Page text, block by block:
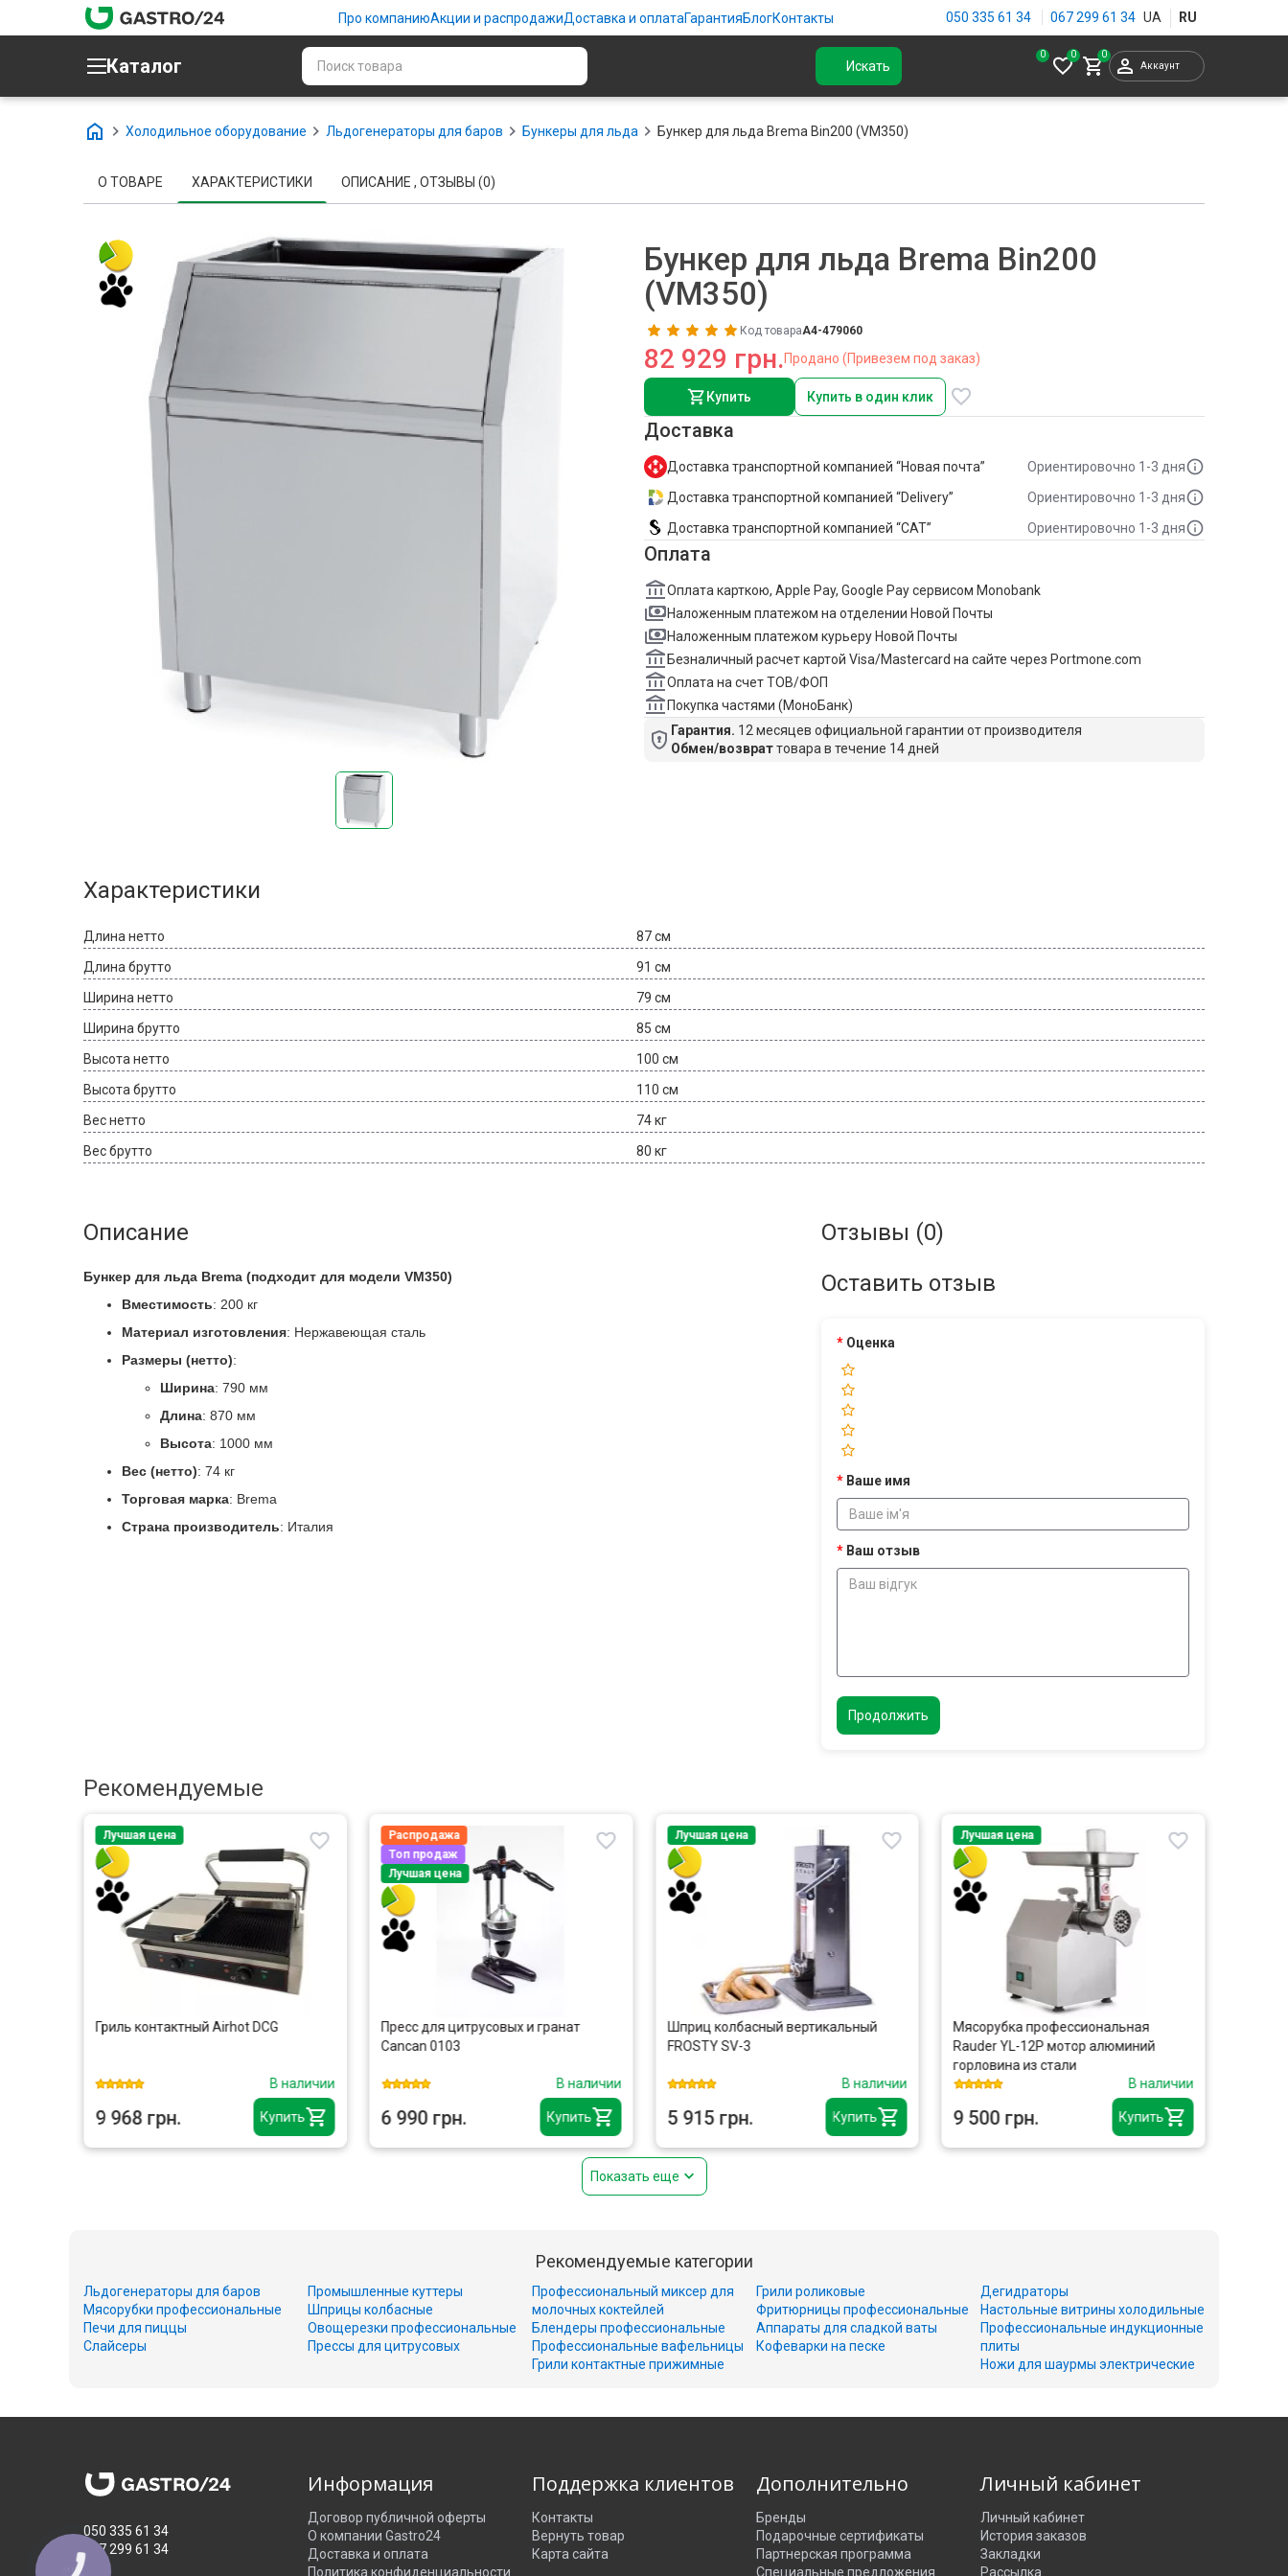
Про компаниюАкции и распродажиДоставка и оплатаГарантияБлогКонтакты 050 335 61 34 067 299 61 34
Каталог Искать
0
Аккаунт
Холодильное оборудование Льдогенераторы для баров Бункеры для льда Бункер для льда Brema Bin200 (VM350)
О ТОВАРЕ ХАРАКТЕРИСТИКИ ОПИСАНИЕ , ОТЗЫВЫ (0)
Бункер для льда Brema Bin200
(VM350)
Код товараA4-479060
82 929 грн.Продано (Привезем под заказ)
Купить Купить в один клик
Доставка
Доставка транспортной компанией “Новая почта”
Ориентировочно 1-3 дня
Доставка транспортной компанией “Delivery”
Ориентировочно 1-3 дня
Доставка транспортной компанией “САТ”
Ориентировочно 1-3 дня
Оплата
Оплата карткою, Apple Pay, Google Pay сервисом Monobank
Наложенным платежом на отделении Новой Почты
Наложенным платежом курьеру Новой Почты
Безналичный расчет картой Visa/Mastercard на сайте через Portmone.com
Оплата на счет ТОВ/ФОП
Покупка частями (МоноБанк)
Гарантия. 12 месяцев официальной гарантии от производителя
Обмен/возвраттовара в течение 14 дней
Характеристики
Длина нетто
87 см
Длина брутто
91 см
Ширина нетто
79 см
Ширина брутто
85 см
Высота нетто
100 см
Высота брутто
110 см
Вес нетто
74 кг
Вес брутто
80 кг
Описание
Бункер для льда Brema (подходит для модели VM350)
Вместимость: 200 кг
Материал изготовления: Нержавеющая сталь
Размеры (нетто):
Ширина: 790 мм
Длина: 870 мм
Высота: 1000 мм
Вес (нетто): 74 кг
Торговая марка: Brema
Страна производитель: Италия
Отзывы (0)
Оставить отзыв
Оценка
Ваше имя
Ваш отзыв
Продолжить
Рекомендуемые
Купить
Лучшая цена
Гриль контактный Airhot DCG
В наличии
9 968 грн. Купить
Распродажа
Топ продаж
Лучшая цена
Пресс для цитрусовых и гранат
Cancan 0103
В наличии
6 990 грн. Купить
Лучшая цена
Шприц колбасный вертикальный
FROSTY SV-3
В наличии
5 915 грн. Купить
Лучшая цена
Мясорубка профессиональная
Rauder YL-12P мотор алюминий
горловина из стали
В наличии
9 500 грн.
Показать еще
Рекомендуемые категории
Льдогенераторы для баров
Мясорубки профессиональные
Печи для пиццы
Слайсеры
Промышленные куттеры
Шприцы колбасные
Овощерезки профессиональные
Прессы для цитрусовых
Профессиональный миксер для
молочных коктейлей
Блендеры профессиональные
Профессиональные вафельницы
Грили контактные прижимные
Грили роликовые
Фритюрницы профессиональные
Аппараты для сладкой ваты
Кофеварки на песке
Дегидраторы
Настольные витрины холодильные
Профессиональные индукционные
плиты
Ножи для шаурмы электрические
050 335 61 34
067 299 61 34
Информация
Договор публичной оферты
О компании Gastro24
Доставка и оплата
Политика конфиденциальности
Поддержка клиентов
Контакты
Вернуть товар
Карта сайта
Дополнительно
Бренды
Подарочные сертификаты
Партнерская программа
Специальные предложения
Личный кабинет
Личный кабинет
История заказов
Закладки
Рассылка